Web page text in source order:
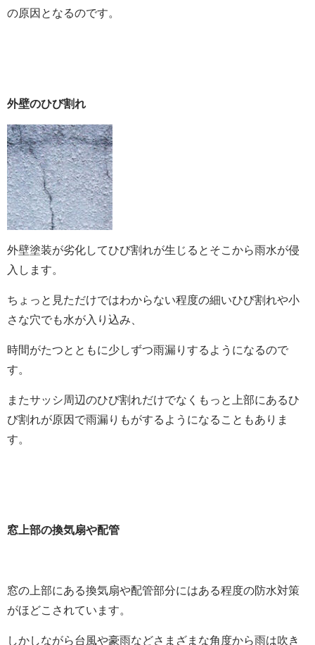
の原因となるのです。
外壁のひび割れ
外壁塗装が劣化してひび割れが生じるとそこから雨水が侵
入します。
ちょっと見ただけではわからない程度の細いひび割れや小
さな穴でも水が入り込み、
時間がたつとともに少しずつ雨漏りするようになるので
す。
またサッシ周辺のひび割れだけでなくもっと上部にあるひ
び割れが原因で雨漏りもがするようになることもありま
す。
窓上部の換気扇や配管
窓の上部にある換気扇や配管部分にはある程度の防水対策
がほどこされています。
しかしながら台風や豪雨などさまざまな角度から雨は吹き